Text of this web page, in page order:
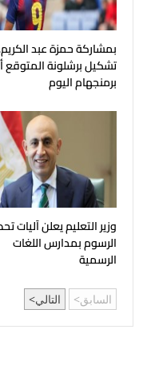
بمشاركة حمزة عبد
تشكيل برشلونة المتوقع
برمنجهام اليوم
وزير التعليم يعلن آليات
الرسوم بمدارس اللغات
الرسمية
السابق التالي